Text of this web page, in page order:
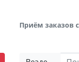
Приём заказов с